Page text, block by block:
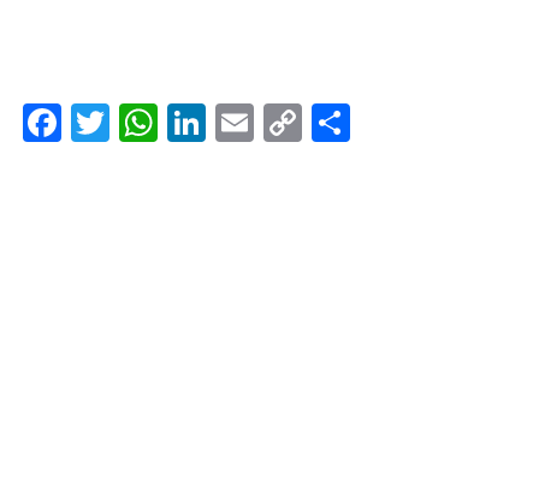
Facebook
Twitter
WhatsApp
LinkedIn
Email
Copy